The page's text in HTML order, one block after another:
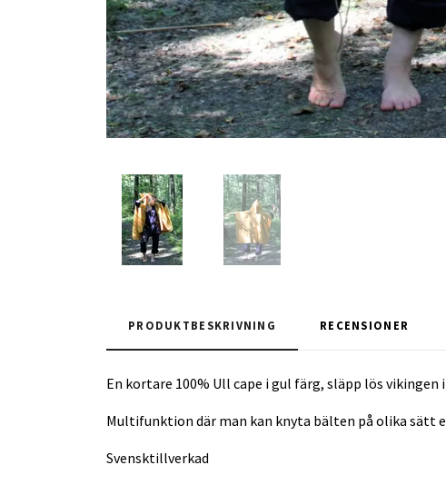
PRODUKTBESKRIVNING RECENSIONER
En kortare 100% Ull cape i gul färg, släpp lös
Multifunktion där man kan knyta bälten på olika
Svensktillverkad